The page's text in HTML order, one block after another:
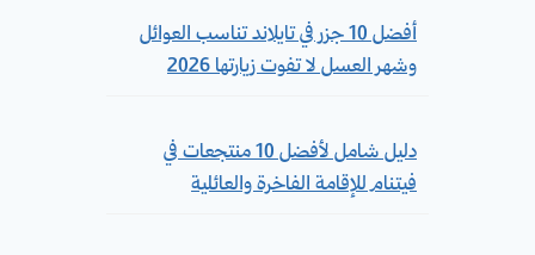
أفضل 10 جزر في تايلاند تناسب العوائل
وشهر العسل لا تفوت زيارتها 2026
دليل شامل لأفضل 10 منتجعات في
فيتنام للإقامة الفاخرة والعائلية